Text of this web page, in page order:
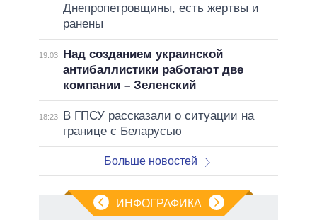
Днепропетровщины, есть жертвы и
ранены
19:03
Над созданием украинской
антибаллистики работают две
компании – Зеленский
18:23
В ГПСУ рассказали о ситуации на
границе с Беларусью
Больше новостей
ИНФОГРАФИКА